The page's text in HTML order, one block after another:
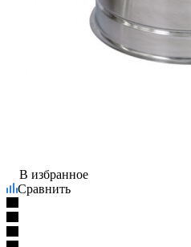
В избранное
Сравнить